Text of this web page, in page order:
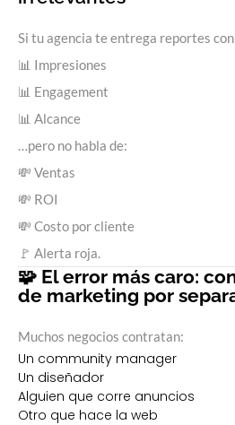
Si tu agencia te entrega reportes
📊 Impresiones
📊 Engagement
📊 Alcance
…pero no habla de:
💸 Ventas
💸 ROI
💸 Costo por cliente
🚩 Alerta roja.
🧩 El error más caro:
de marketing por
Muchos negocios contratan:
Un community manager
Un diseñador
Alguien que corre anuncios
Otro que hace la web